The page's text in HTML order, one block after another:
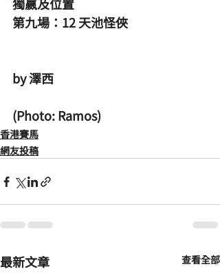
第九場：12 天池怪俠
by 澤西
(Photo: Ramos)
香港賽馬
網友投稿
最新文章 查看全部